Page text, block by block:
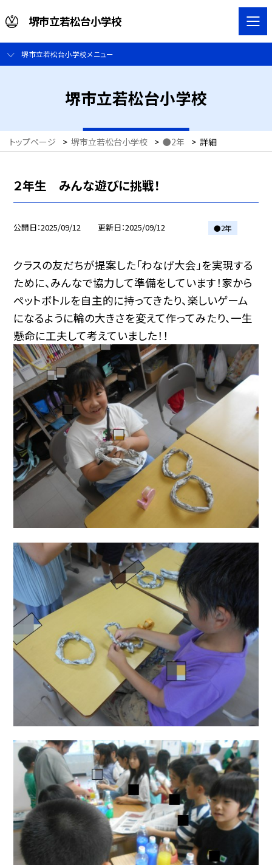
堺市立若松台小学校
堺市立若松台小学校メニュー
堺市立若松台小学校
トップページ > 堺市立若松台小学校 > ●2年 > 詳細
２年生 みんな遊びに挑戦！
公開日 2025/09/12 更新日 2025/09/12 ●2年
クラスの友だちが提案した「わなげ大会」を実現する
ために、みんなで協力して準備をしています！家から
ペットボトルを自主的に持ってきたり、楽しいゲーム
になるように輪の大きさを変えて作ってみたり、一生
懸命に工夫して考えていました！！